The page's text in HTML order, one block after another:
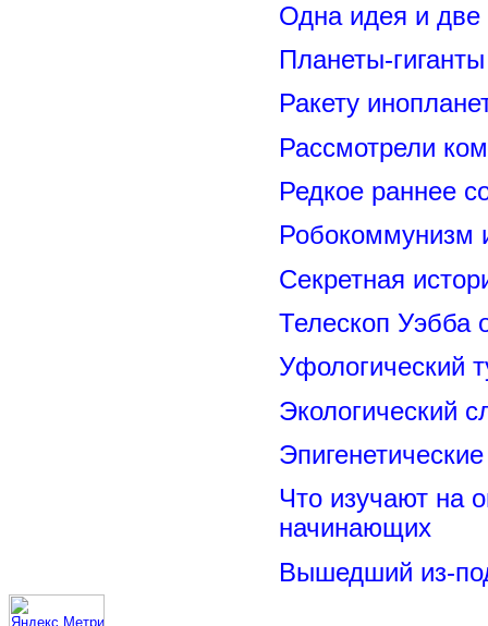
Одна идея и две
Планеты-
Ракету
Рассмотрели
Редкое раннее
Секретная
Телескоп Уэбба
Уфологический
Экологический
Что изучают на
начинающих
Вышедший из-